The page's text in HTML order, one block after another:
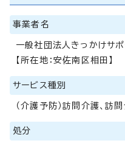
事業者名
一般社団法人きっかけサポ
【所在地：安佐南区相田】
サービス種別
（介護予防）訪問介護、訪
処分